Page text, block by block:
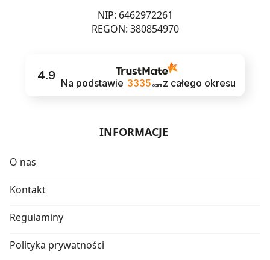
NIP: 6462972261
REGON: 380854970
4.9
Na podstawie 3335 opinii z całego okresu
INFORMACJE
O nas
Kontakt
Regulaminy
Polityka prywatności